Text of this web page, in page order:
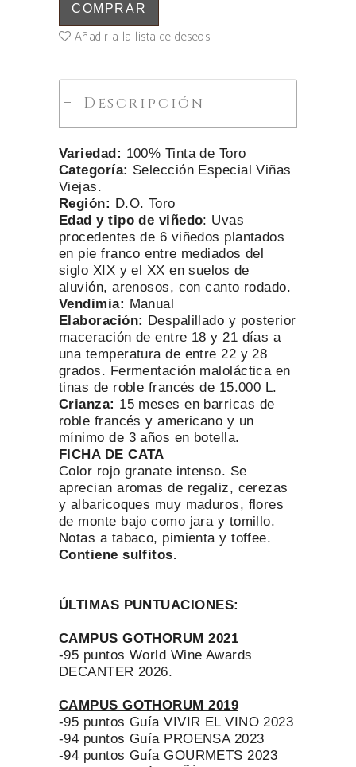
COMPRAR
Añadir a la lista de deseos
Descripción
Variedad: 100% Tinta de Toro
Categoría: Selección Especial Viñas
Viejas.
Región: D.O. Toro
Edad y tipo de viñedo: Uvas
procedentes de 6 viñedos plantados
en pie franco entre mediados del
siglo XIX y el XX en suelos de
aluvión, arenosos, con canto rodado.
Vendimia: Manual
Elaboración: Despalillado y posterior
maceración de entre 18 y 21 días a
una temperatura de entre 22 y 28
grados. Fermentación maloláctica en
tinas de roble francés de 15.000 L.
Crianza: 15 meses en barricas de
roble francés y americano y un
mínimo de 3 años en botella.
FICHA DE CATA
Color rojo granate intenso. Se
aprecian aromas de regaliz, cerezas
y albaricoques muy maduros, flores
de monte bajo como jara y tomillo.
Notas a tabaco, pimienta y toffee.
Contiene sulfitos.
ÚLTIMAS PUNTUACIONES:
CAMPUS GOTHORUM 2021
-95 puntos World Wine Awards
DECANTER 2026.
CAMPUS GOTHORUM 2019
-95 puntos Guía VIVIR EL VINO 2023
-94 puntos Guía PROENSA 2023
-94 puntos Guía GOURMETS 2023